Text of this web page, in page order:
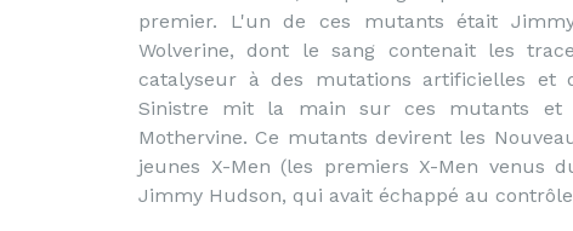
premier. L'un de ces mutants était
Wolverine, dont le sang contenait les
catalyseur à des mutations artificielles et
Sinistre mit la main sur ces mutants et
Mothervine. Ce mutants devirent les
jeunes X-Men (les premiers X-Men venus
Jimmy Hudson, qui avait échappé au